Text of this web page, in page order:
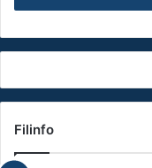
Filinfo